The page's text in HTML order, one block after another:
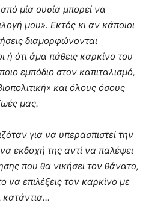
μία ουσία μπορεί να
μου». Εκτός κι αν κάποιοι
διαμορφώνονται
ή ότι άμα πάθεις καρκίνο του
εμπόδιο στον καπιταλισμό,
και όλους όσους
μας.
για να υπερασπιστεί την
εκδοχή της αντί να παλέψει
που θα νικήσει τον θάνατο,
να επιλέξεις τον καρκίνο με
κατάντια…